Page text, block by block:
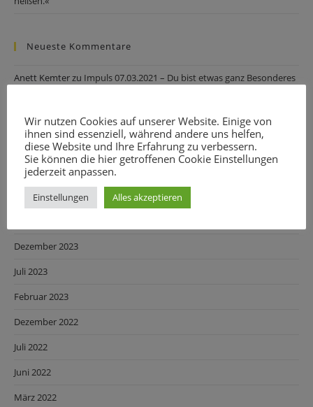
Neueste Kommentare
Anett Kemterzu Impuls 07.03.2021 – Du bist etwas ganz Besonderes
Besonderes
MozuImpuls 27.04.2020 Gewaltverzicht
Archiv
Dezember 2023
Juli 2023
Februar 2023
Dezember 2022
Juli 2022
Juni 2022
März 2022
Wir nutzen Cookies auf unserer Website. Einige von
ihnen sind essenziell, während andere uns helfen,
diese Website und Ihre Erfahrung zu verbessern.
Sie können die hier getroffenen Cookie Einstellungen
jederzeit anpassen.
Einstellungen Alles akzeptieren